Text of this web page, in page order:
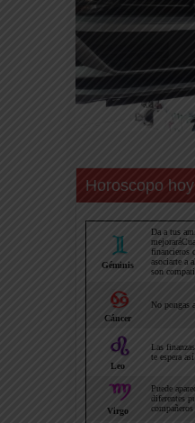
Horoscopo hoy